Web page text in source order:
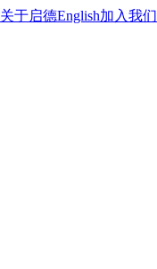
关于启德English加入我们